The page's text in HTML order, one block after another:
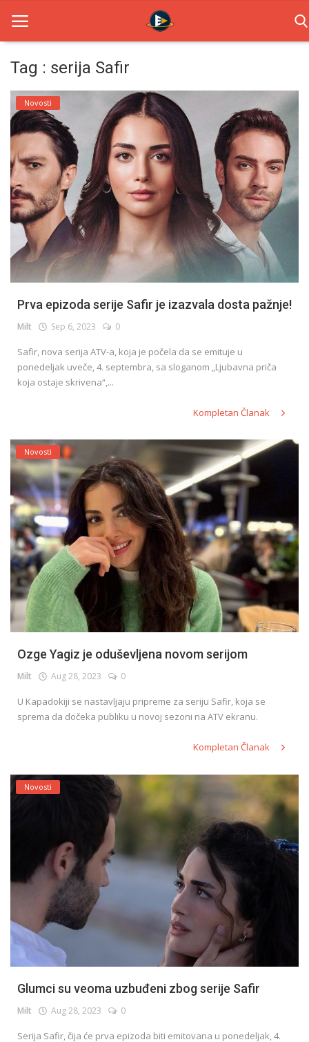
Home
Novosti
TV Serije
Filmovi
Glumci
Contact
Login
Register
English
Tag : serija Safir
Novosti
Prva epizoda serije Safir je izazvala dosta pažnje!
Milt Sep 6, 2023 0
Safir, nova serija ATV-a, koja je počela da se emituje u
ponedeljak uveče, 4. septembra, sa sloganom „Ljubavna priča
koja ostaje skrivena“,...
Kompletan Članak
Novosti
Ozge Yagiz je oduševljena novom serijom
Milt Aug 28, 2023 0
U Kapadokiji se nastavljaju pripreme za seriju Safir, koja se
sprema da dočeka publiku u novoj sezoni na ATV ekranu.
Kompletan Članak
Novosti
Glumci su veoma uzbuđeni zbog serije Safir
Milt Aug 28, 2023 0
Serija Safir, čija će prva epizoda biti emitovana u ponedeljak, 4.